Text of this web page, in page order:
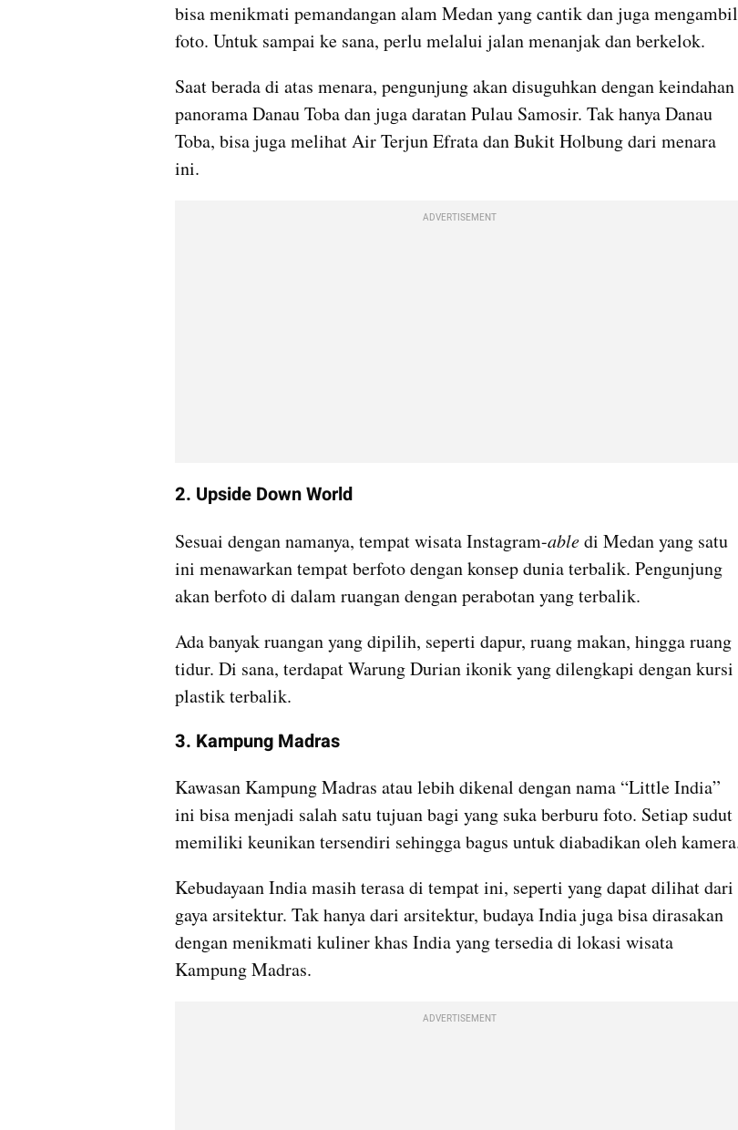
bisa menikmati pemandangan alam Medan yang cantik dan juga mengambil
foto. Untuk sampai ke sana, perlu melalui jalan menanjak dan berkelok.
Saat berada di atas menara, pengunjung akan disuguhkan dengan keindahan
panorama Danau Toba dan juga daratan Pulau Samosir. Tak hanya Danau
Toba, bisa juga melihat Air Terjun Efrata dan Bukit Holbung dari menara
ini.
ADVERTISEMENT
2. Upside Down World
Sesuai dengan namanya, tempat wisata Instagram-able di Medan yang satu
ini menawarkan tempat berfoto dengan konsep dunia terbalik. Pengunjung
akan berfoto di dalam ruangan dengan perabotan yang terbalik.
Ada banyak ruangan yang dipilih, seperti dapur, ruang makan, hingga ruang
tidur. Di sana, terdapat Warung Durian ikonik yang dilengkapi dengan kursi
plastik terbalik.
3. Kampung Madras
Kawasan Kampung Madras atau lebih dikenal dengan nama “Little India”
ini bisa menjadi salah satu tujuan bagi yang suka berburu foto. Setiap sudut
Kebudayaan India masih terasa di tempat ini, seperti yang dapat dilihat dari
gaya arsitektur. Tak hanya dari arsitektur, budaya India juga bisa dirasakan
dengan menikmati kuliner khas India yang tersedia di lokasi wisata
Kampung Madras.
ADVERTISEMENT